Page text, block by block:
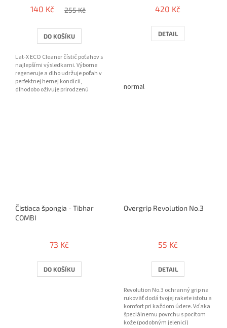
140 Kč 255 Kč
DO KOŠÍKU
Lat-X ECO Cleaner čístič poťahov s
najlepšími výsledkami. Výborne
regeneruje a dlho udržuje poťah v
perfektnej hernej kondícii,
dlhodobo oživuje prirodzenú
420 Kč
DETAIL
normal
Čistiaca špongia - Tibhar
COMBI
73 Kč
DO KOŠÍKU
Overgrip Revolution No.3
55 Kč
DETAIL
Revolution No.3 ochranný grip na
rukoväť dodá tvojej rakete istotu a
komfort pri každom údere. Vďaka
špeciálnemu povrchu s pocitom
kože (podobným jelenici)